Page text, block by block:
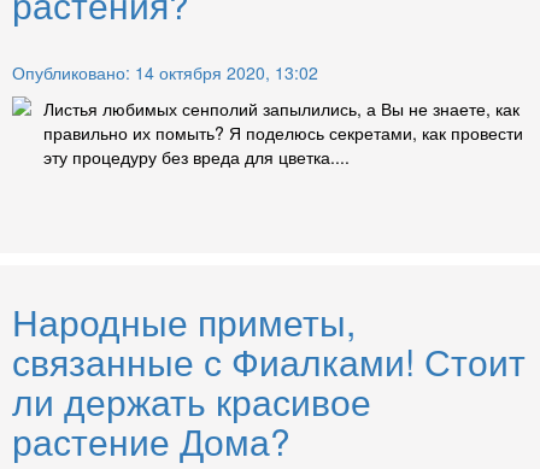
Опубликовано: 14 октября 2020, 13:02
Листья любимых сенполий запылились, а Вы не знаете, как
правильно их помыть? Я поделюсь секретами, как провести
эту процедуру без вреда для цветка....
Народные приметы,
связанные с Фиалками! Стоит
ли держать красивое
растение Дома?